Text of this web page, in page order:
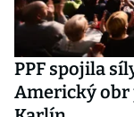
PPF spojila
Americký obr